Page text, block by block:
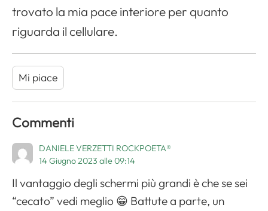
trovato la mia pace interiore per quanto
riguarda il cellulare.
Mi piace
Commenti
DANIELE VERZETTI ROCKPOETA®
14 Giugno 2023 alle 09:14
Il vantaggio degli schermi più grandi è che se sei
“cecato” vedi meglio 😁 Battute a parte, un